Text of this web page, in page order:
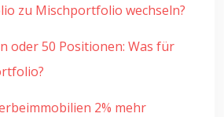
zu Mischportfolio wechseln?
oder 50 Positionen: Was für
2% mehr